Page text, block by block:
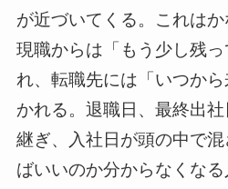
が近づいてくる。これはか
現職からは「もう少し残
れ、転職先には「いつか
かれる。退職日、最終出
継ぎ、入社日が頭の中で
ばいいのか分からなくな